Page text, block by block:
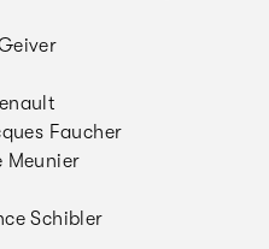
Faucher
Meunier
Schibler